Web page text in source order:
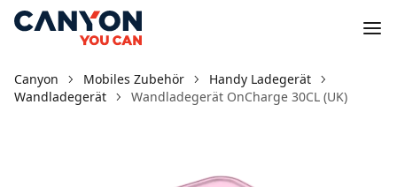
Canyon Mobiles Zubehör
Handy Ladegerät
Wandladegerät
Wandladegerät OnCharge 30CL (UK)